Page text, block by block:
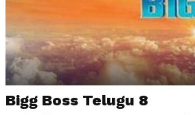
Bigg Boss Telugu 8